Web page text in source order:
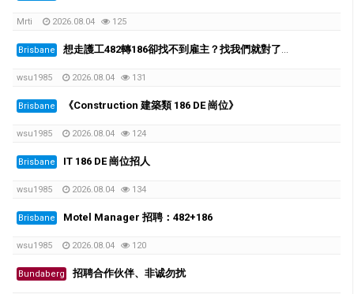
Mrti 2026.08.04 125
Brisbane 想走護工482轉186卻找不到雇主？找我們就對了。我們是QLD最大的養老院雇主
wsu1985 2026.08.04 131
Brisbane 《Construction 建築類 186 DE 崗位》
wsu1985 2026.08.04 124
Brisbane IT 186 DE 崗位招人
wsu1985 2026.08.04 134
Brisbane Motel Manager 招聘：482+186
wsu1985 2026.08.04 120
Bundaberg 招聘合作伙伴、非诚勿扰